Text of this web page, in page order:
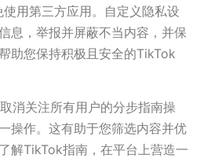
用第三方应用。自定义隐私设
息，举报并屏蔽不当内容，并保
助您保持积极且安全的TikTok
消关注所有用户的分步指南操
操作。这有助于您筛选内容并优
解TikTok指南，在平台上营造一